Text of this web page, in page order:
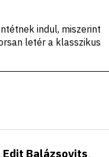
indul, miszerint
letér a klasszikus
Edit Balázsovits